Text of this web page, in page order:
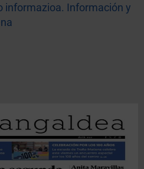
informazioa. Información y